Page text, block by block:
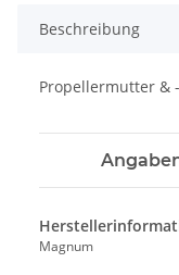
Beschreibung
Propellermutter &
Magnum